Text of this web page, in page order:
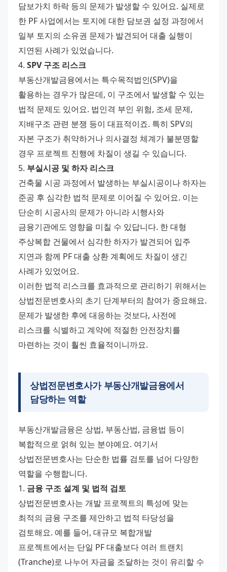
담보가치 하락 등의 문제가 발생할 수 있어요. 실제로
한 PF 사업에서는 토지에 대한 담보권 설정 과정에서
일부 토지의 소유권 문제가 발견되어 대출 실행이
지연된 사례가 있었습니다.
4. SPV 구조 리스크
부동산개발금융에서는 특수목적법인(SPV)을
활용하는 경우가 많은데, 이 구조에서 발생할 수 있는
법적 문제도 있어요. 법인격 부인 위험, 조세 문제,
지배구조 관련 분쟁 등이 대표적이죠. 특히 SPV의
자본 구조가 취약하거나 의사결정 체계가 불분명할
경우 프로젝트 진행에 차질이 생길 수 있습니다.
5. 부실시공 및 하자 리스크
건축물 시공 과정에서 발생하는 부실시공이나 하자는
준공 후 심각한 법적 문제로 이어질 수 있어요. 이는
단순히 시공사의 문제가 아니라 시행사와
금융기관에도 영향을 미칠 수 있답니다. 한 대형
주상복합 건물에서 심각한 하자가 발견되어 입주
지연과 함께 PF 대출 상환 계획에도 차질이 생긴
사례가 있었어요.
이러한 법적 리스크를 효과적으로 관리하기 위해서는
상법전문변호사의 초기 단계부터의 참여가 중요해요.
문제가 발생한 후에 대응하는 것보다, 사전에
리스크를 식별하고 계약에 적절한 안전장치를
마련하는 것이 훨씬 효율적이니까요.
상법전문변호사가 부동산개발금융에서
담당하는 역할
부동산개발금융은 상법, 부동산법, 금융법 등이
복합적으로 얽혀 있는 분야예요. 여기서
상법전문변호사는 단순한 법률 검토를 넘어 다양한
역할을 수행합니다.
1. 금융 구조 설계 및 법적 검토
상법전문변호사는 개발 프로젝트의 특성에 맞는
최적의 금융 구조를 제안하고 법적 타당성을
검토해요. 예를 들어, 대규모 복합개발
프로젝트에서는 단일 PF 대출보다 여러 트랜치
(Tranche)로 나누어 자금을 조달하는 것이 유리할 수